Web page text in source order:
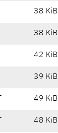
38 KiB
38 KiB
42 KiB
39 KiB
49 KiB
48 KiB